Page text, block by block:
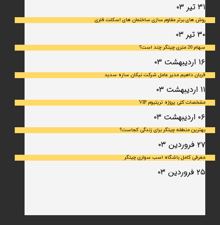
۳۱ تیر ۰۳
روش های برتر مقاوم سازی ساختمان های اسکلت فلری
۳۰ تیر ۰۳
سهام 20 متری چیتگر چند است؟
۱۶ اردیبهشت ۰۳
قربان داهیم مدیر عامل شرکت نیکان سازه سدید
۱۱ اردیبهشت ۰۳
مشخصات کلی پروژه تریتیوم VIP
۰۶ اردیبهشت ۰۳
بهترین منطقه چیتگر برای زندگی کجاست؟
۲۷ فروردین ۰۳
معرفی کامل باشگاه اسب سواری چیتگر
۲۵ فروردین ۰۳